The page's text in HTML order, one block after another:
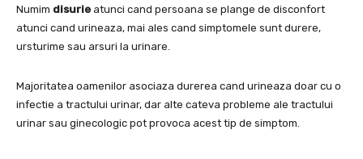
Numim disurie atunci cand persoana se plange de disconfort
atunci cand urineaza, mai ales cand simptomele sunt durere,
ursturime sau arsuri la urinare.
Majoritatea oamenilor asociaza durerea cand urineaza doar cu o
infectie a tractului urinar, dar alte cateva probleme ale tractului
urinar sau ginecologic pot provoca acest tip de simptom.